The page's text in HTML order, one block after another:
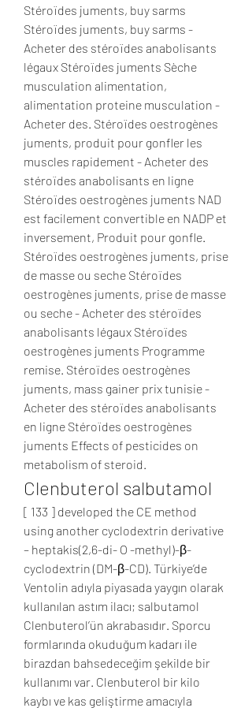
Stéroïdes juments, buy sarms
Stéroïdes juments, buy sarms -
Acheter des stéroïdes anabolisants
légaux Stéroïdes juments Sèche
musculation alimentation,
alimentation proteine musculation -
Acheter des. Stéroïdes oestrogènes
juments, produit pour gonfler les
muscles rapidement - Acheter des
stéroïdes anabolisants en ligne
Stéroïdes oestrogènes juments NAD
est facilement convertible en NADP et
inversement, Produit pour gonfle.
Stéroïdes oestrogènes juments, prise
de masse ou seche Stéroïdes
oestrogènes juments, prise de masse
ou seche - Acheter des stéroïdes
anabolisants légaux Stéroïdes
oestrogènes juments Programme
remise. Stéroïdes oestrogènes
juments, mass gainer prix tunisie -
Acheter des stéroïdes anabolisants
en ligne Stéroïdes oestrogènes
juments Effects of pesticides on
metabolism of steroid.
Clenbuterol salbutamol
[ 133 ] developed the CE method
using another cyclodextrin derivative
– heptakis(2,6-di- O -methyl)-β-
cyclodextrin (DM-β-CD). Türkiye’de
Ventolin adıyla piyasada yaygın olarak
kullanılan astım ilacı; salbutamol
Clenbuterol’ün akrabasıdır. Sporcu
formlarında okuduğum kadarı ile
birazdan bahsedeceğim şekilde bir
kullanımı var. Clenbuterol bir kilo
kaybı ve kas geliştirme amacıyla